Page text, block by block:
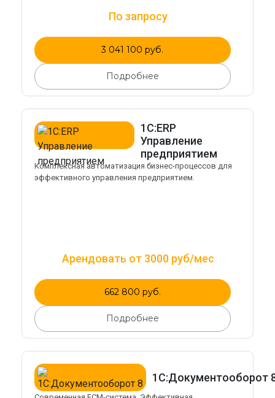
По запросу
3 041 100 руб.
Подробнее
1С:ERP
Управление
предприятием
Комплексная автоматизация бизнес-процессов для
эффективного управления предприятием.
Арендовать от 3000 руб/мес
662 800 руб.
Подробнее
1С:Документооборот